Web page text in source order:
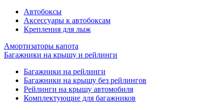
Автобоксы
Аксессуары к автобоксам
Крепления для лыж
Амортизаторы капота
Багажники на крышу и рейлинги
Багажники на рейлинги
Багажники на крышу без рейлингов
Рейлинги на крышу автомобиля
Комплектующие для багажников